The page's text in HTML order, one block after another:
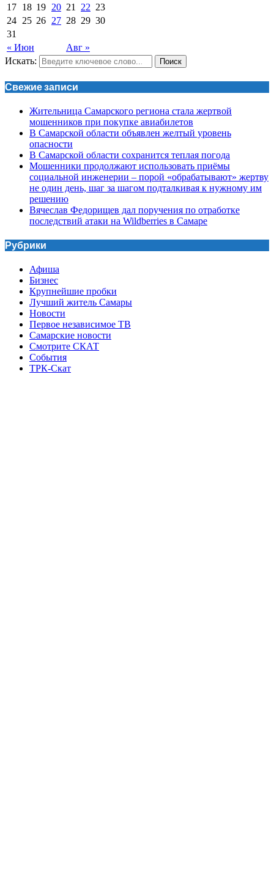
« Июн Авг »
17 18 19 20 21 22 23
24 25 26 27 28 29 30
31
Искать: Поиск
Свежие записи
Жительница Самарского региона стала жертвой
мошенников при покупке авиабилетов
В Самарской области объявлен желтый уровень
опасности
В Самарской области сохранится теплая погода
Мошенники продолжают использовать приёмы
социальной инженерии – порой «обрабатывают» жертву
не один день, шаг за шагом подталкивая к нужному им
решению
Вячеслав Федорищев дал поручения по отработке
последствий атаки на Wildberries в Самаре
Рубрики
Афиша
Бизнес
Крупнейшие пробки
Лучший житель Самары
Новости
Первое независимое ТВ
Самарские новости
Смотрите СКАТ
События
ТРК-Скат